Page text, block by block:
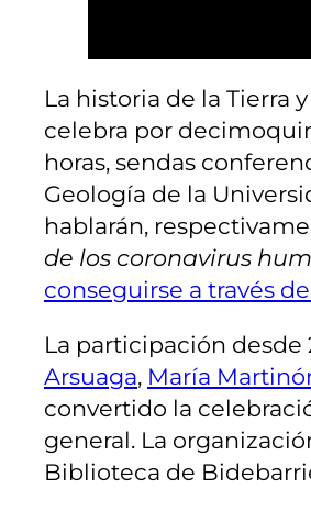
La historia de la Tierra
celebra por
horas, sendas
Geología de la
hablarán,
de los coronavirus
conseguirse a través
La participación
Arsuaga, María
convertido la
general. La
Biblioteca de